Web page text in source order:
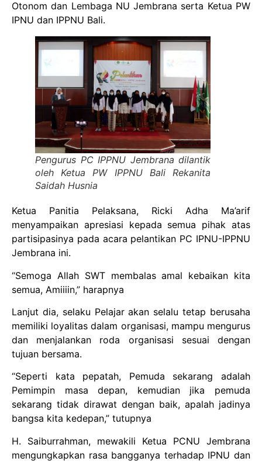
Otonom dan Lembaga NU Jembrana serta Ketua PW
IPNU dan IPPNU Bali.
Pengurus PC IPPNU Jembrana dilantik
oleh Ketua PW IPPNU Bali Rekanita
Saidah Husnia
Ketua Panitia Pelaksana, Ricki Adha Ma’arif
menyampaikan apresiasi kepada semua pihak atas
partisipasinya pada acara pelantikan PC IPNU-IPPNU
Jembrana ini.
“Semoga Allah SWT membalas amal kebaikan kita
semua, Amiiiin,” harapnya
Lanjut dia, selaku Pelajar akan selalu tetap berusaha
memiliki loyalitas dalam organisasi, mampu mengurus
dan menjalankan roda organisasi sesuai dengan
tujuan bersama.
“Seperti kata pepatah, Pemuda sekarang adalah
Pemimpin masa depan, kemudian jika pemuda
sekarang tidak dirawat dengan baik, apalah jadinya
bangsa kita kedepan,” tutupnya
H. Saiburrahman, mewakili Ketua PCNU Jembrana
mengungkapkan rasa bangganya terhadap IPNU dan